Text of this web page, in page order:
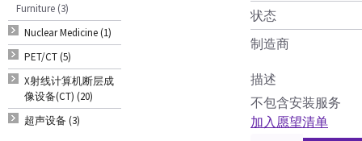
Furniture (3)
Nuclear Medicine (1)
PET/CT (5)
X射线计算机断层成
像设备(CT) (20)
超声设备 (3)
状态
制造商
描述
不包含安装服务
加入愿望清单